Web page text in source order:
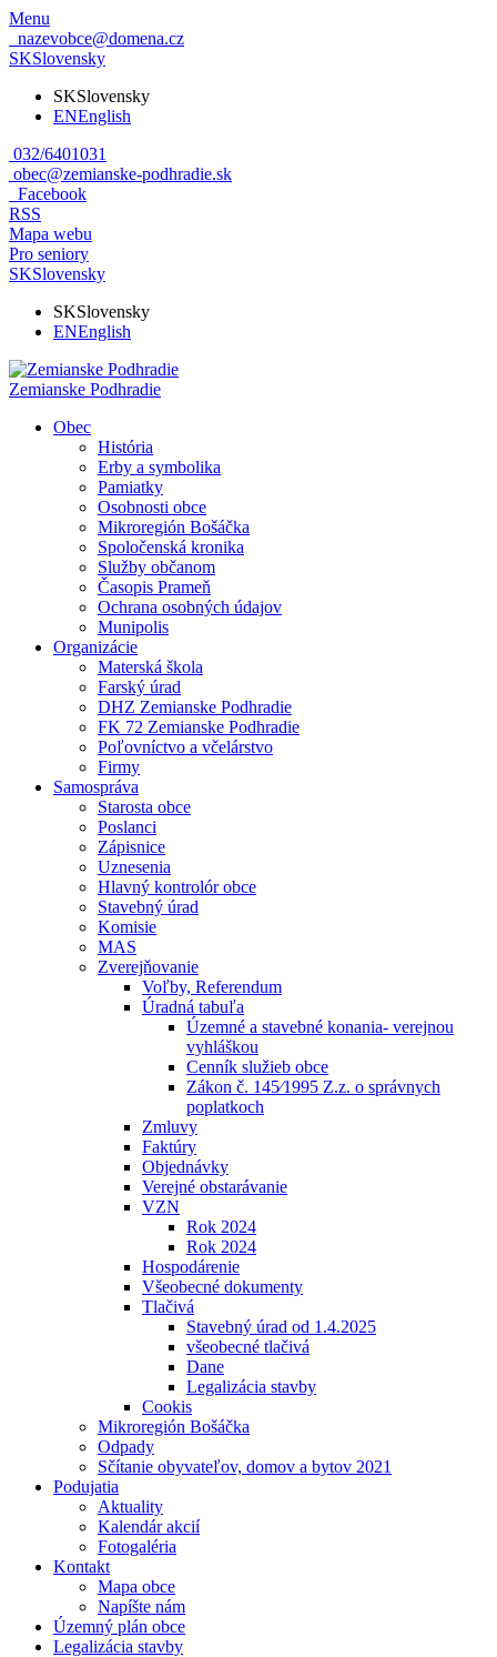
Menu
nazevobce@domena.cz
SKSlovensky
SKSlovensky
ENEnglish
032/6401031
obec@zemianske-podhradie.sk
Facebook
RSS
Mapa webu
Pro seniory
SKSlovensky
SKSlovensky
ENEnglish
Zemianske Podhradie
Obec
História
Erby a symbolika
Pamiatky
Osobnosti obce
Mikroregión Bošáčka
Spoločenská kronika
Služby občanom
Časopis Prameň
Ochrana osobných údajov
Munipolis
Organizácie
Materská škola
Farský úrad
DHZ Zemianske Podhradie
FK 72 Zemianske Podhradie
Poľovníctvo a včelárstvo
Firmy
Samospráva
Starosta obce
Poslanci
Zápisnice
Uznesenia
Hlavný kontrolór obce
Stavebný úrad
Komisie
MAS
Zverejňovanie
Voľby, Referendum
Úradná tabuľa
Územné a stavebné konania- verejnou
vyhláškou
Cenník služieb obce
Zákon č. 145⁄1995 Z.z. o správnych
poplatkoch
Zmluvy
Faktúry
Objednávky
Verejné obstarávanie
VZN
Rok 2024
Rok 2024
Hospodárenie
Všeobecné dokumenty
Tlačivá
Stavebný úrad od 1.4.2025
všeobecné tlačivá
Dane
Legalizácia stavby
Cookis
Mikroregión Bošáčka
Odpady
Sčítanie obyvateľov, domov a bytov 2021
Podujatia
Aktuality
Kalendár akcií
Fotogaléria
Kontakt
Mapa obce
Napíšte nám
Územný plán obce
Legalizácia stavby